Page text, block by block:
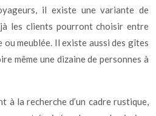
il existe une variante de
les clients pourront choisir entre
meublée. Il existe aussi des gîtes
même une dizaine de personnes à
à la recherche d’un cadre rustique,